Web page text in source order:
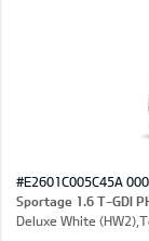
#E2601C005C45A
Sportage 1.6 T-GDI
Deluxe White